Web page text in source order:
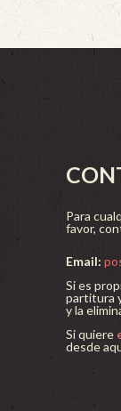
Para
favor,
Email:
Si es
partitura
y la
Si quiere
desde